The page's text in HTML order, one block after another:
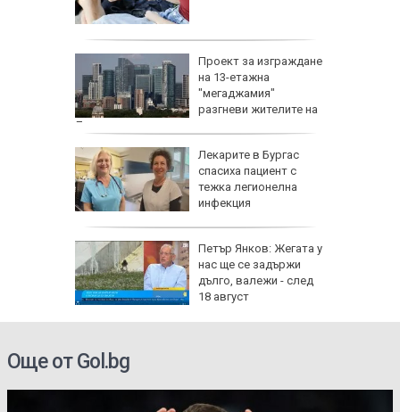
Проект за изграждане
на 13-етажна
"мегаджамия"
разгневи жителите на
Лондон
Лекарите в Бургас
спасиха пациент с
тежка легионелна
инфекция
Петър Янков: Жегата у
нас ще се задържи
дълго, валежи - след
18 август
Още от Gol.bg